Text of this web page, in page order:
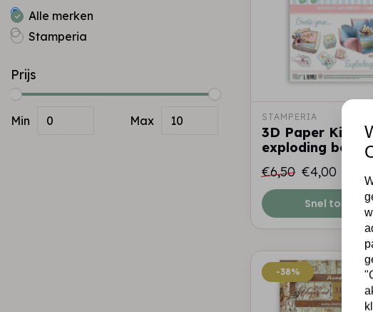
Alle merken
Stamperia
Prijs
Min Max STAMPERIA
3D Paper Kit -
exploding box
€6,50 €4,00
Snel
-38%
-38%